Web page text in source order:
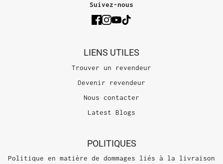
Suivez-nous
LIENS UTILES
Trouver un revendeur
Devenir revendeur
Nous contacter
Latest Blogs
POLITIQUES
Politique en matière de dommages liés à la livraison